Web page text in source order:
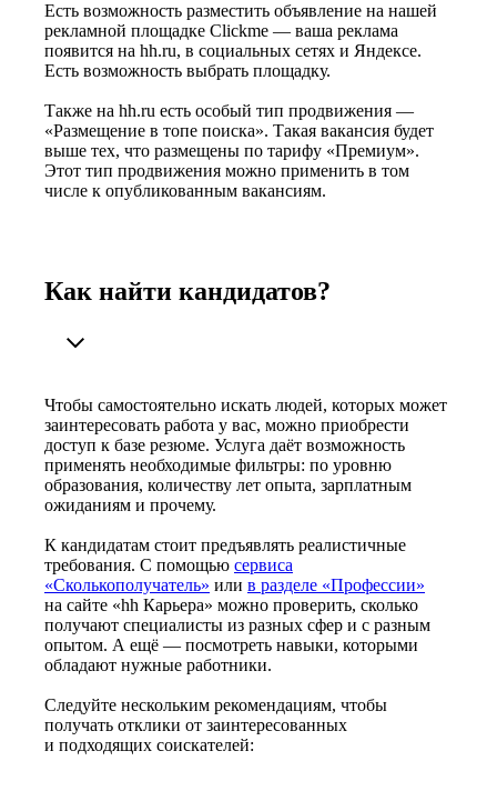
Есть возможность разместить объявление на нашей
рекламной площадке Clickme — ваша реклама
появится на hh.ru, в социальных сетях и Яндексе.
Есть возможность выбрать площадку.
Также на hh.ru есть особый тип продвижения —
«Размещение в топе поиска». Такая вакансия будет
выше тех, что размещены по тарифу «Премиум».
Этот тип продвижения можно применить в том
числе к опубликованным вакансиям.
Как найти кандидатов?
Чтобы самостоятельно искать людей, которых может
заинтересовать работа у вас, можно приобрести
доступ к базе резюме. Услуга даёт возможность
применять необходимые фильтры: по уровню
образования, количеству лет опыта, зарплатным
ожиданиям и прочему.
К кандидатам стоит предъявлять реалистичные
требования. С помощью сервиса
«Сколькополучатель» или в разделе «Профессии»
на сайте «hh Карьера» можно проверить, сколько
получают специалисты из разных сфер и с разным
опытом. А ещё — посмотреть навыки, которыми
обладают нужные работники.
Следуйте нескольким рекомендациям, чтобы
получать отклики от заинтересованных
и подходящих соискателей: